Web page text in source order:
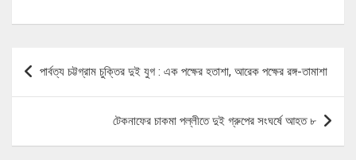
Post
navigation
পার্বত্য চট্টগ্রাম চুক্তির দুই যুগ : এক পক্ষের হতাশা, আরেক পক্ষের রঙ্গ-তামাশা
টেকনাফের চাকমা পল্লীতে দুই গ্রুপের সংঘর্ষে আহত ৮